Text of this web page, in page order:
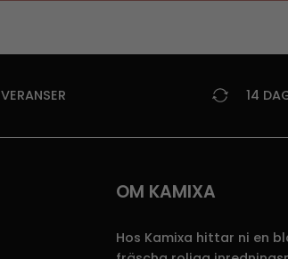
14
OM KAMIXA
Hos Kamixa hittar ni en